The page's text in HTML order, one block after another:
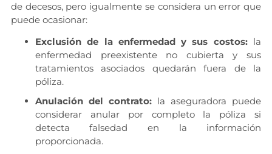
de decesos, pero igualmente se considera un error que
puede ocasionar:
Exclusión de la enfermedad y sus costos:la
enfermedad preexistente no cubierta y sus
tratamientos asociados quedarán fuera de la
póliza.
Anulación del contrato:la aseguradora puede
considerar anular por completo la póliza si
detecta falsedad en la información
proporcionada.